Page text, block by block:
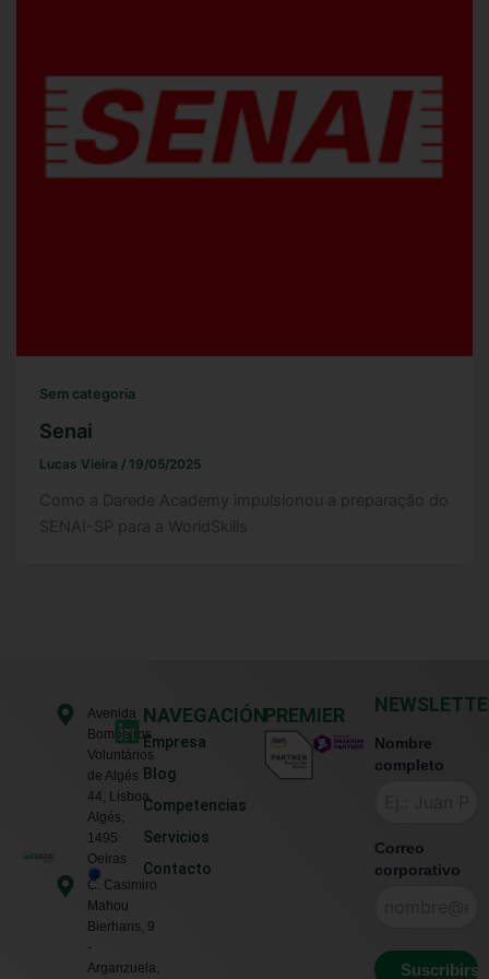
Sem categoria
Senai
Lucas Vieira / 19/05/2025
Como a Darede Academy impulsionou a preparação do
SENAI-SP para a WorldSkills
Avenida
Bombeiros
Voluntários
de Algés
44, Lisboa,
Algés,
1495
Oeiras
C. Casimiro
Mahou
Bierhans, 9
-
Arganzuela,
L
i
n
k
i
n
NAVEGACIÓN
Empresa
Blog
Competencias
Servicios
Contacto
PREMIER
Nombre
completo
Correo
corporativo